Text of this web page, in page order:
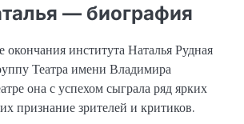
— биография
института Наталья Рудная
Театра имени Владимира
она с успехом сыграла ряд ярких
признание зрителей и критиков.